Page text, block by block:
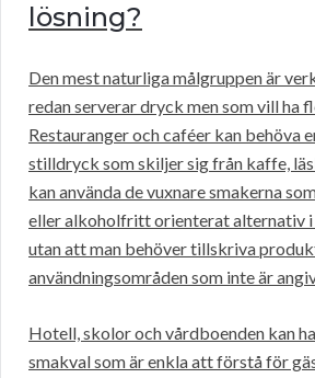
lösning?
Den mest naturliga målgruppen är
redan serverar dryck men som vill ha
Restauranger och caféer kan behöva
stilldryck som skiljer sig från kaffe,
kan använda de vuxnare smakerna
eller alkoholfritt orienterat alternativ
utan att man behöver tillskriva
användningsområden som inte är
Hotell, skolor och vårdboenden kan
smakval som är enkla att förstå för